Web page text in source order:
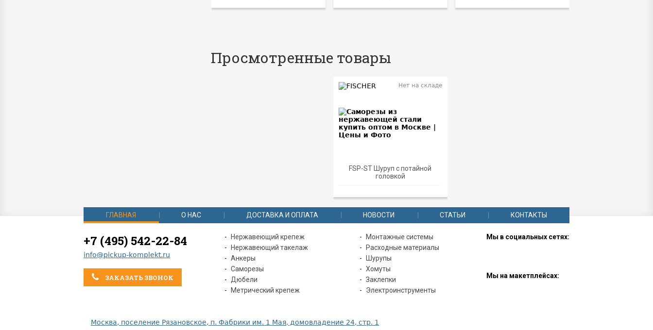
Просмотренные товары
FSP-ST Шуруп с потайной
головкой
Нет на складе
ГЛАВНАЯ О НАС ДОСТАВКА И ОПЛАТА НОВОСТИ СТАТЬИ КОНТАКТЫ
+7 (495) 542-22-84
info@pickup-komplekt.ru
ЗАКАЗАТЬ ЗВОНОК
Нержавеющий крепеж
Нержавеющий такелаж
Анкеры
Саморезы
Дюбели
Метрический крепеж
Монтажные системы
Расходные материалы
Шурупы
Хомуты
Заклепки
Электроинструменты
Мы в социальных сетях:
Мы на макетплейсах:
Москва, поселение Рязановское, п. Фабрики им. 1 Мая, домовладение 24, стр. 1